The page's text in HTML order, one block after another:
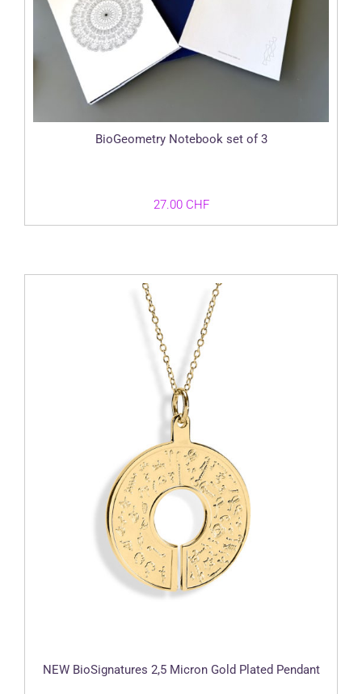
BioGeometry Notebook set of 3
27.00 CHF
NEW BioSignatures 2,5 Micron Gold Plated Pendant